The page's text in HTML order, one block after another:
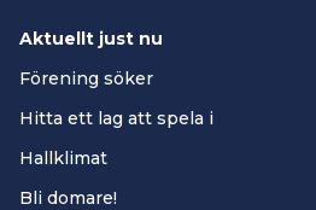
Aktuellt just nu
Förening söker
Hitta ett lag att spela i
Hallklimat
Bli domare!